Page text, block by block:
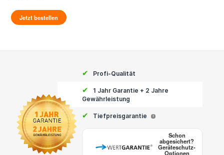
Jetzt bestellen
✔ Profi-Qualität
✔
1 Jahr Garantie + 2 Jahre
Gewährleistung
✔ Tiefpreisgarantie i
Schon
abgesichert?
Geräteschutz-
Optionen